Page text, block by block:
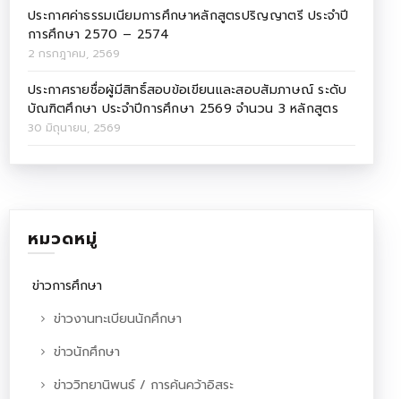
ประกาศค่าธรรมเนียมการศึกษาหลักสูตรปริญญาตรี ประจำปี
การศึกษา 2570 – 2574
2 กรกฎาคม, 2569
ประกาศรายชื่อผู้มีสิทธิ์สอบข้อเขียนและสอบสัมภาษณ์ ระดับ
บัณฑิตศึกษา ประจำปีการศึกษา 2569 จำนวน 3 หลักสูตร
30 มิถุนายน, 2569
หมวดหมู่
ข่าวการศึกษา
ข่าวงานทะเบียนนักศึกษา
ข่าวนักศึกษา
ข่าววิทยานิพนธ์ / การค้นคว้าอิสระ